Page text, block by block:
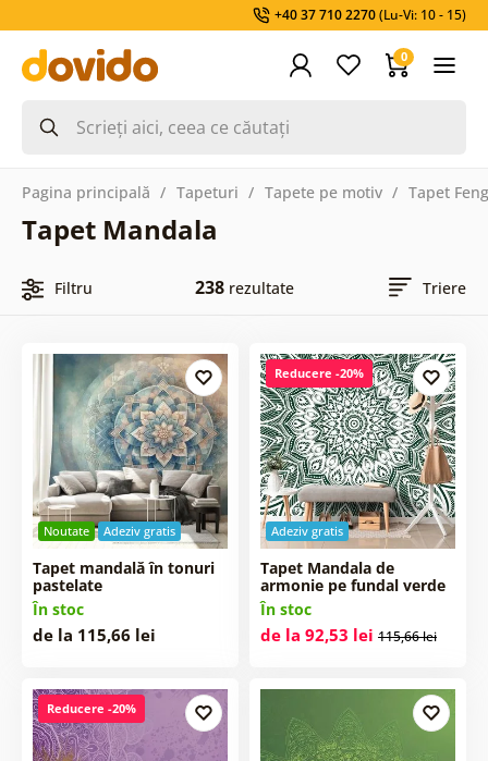
+40 37 710 2270(Lu-Vi: 10 - 15)
0
Pagina principală Tapeturi Tapete pe motiv Tapet
Tapet Mandala
Filtru 238rezultate Triere
Noutate Adeziv gratis
Tapet mandală în tonuri
pastelate
În stoc
de la 115,66 lei
Adeziv gratis
Reducere -20%
Tapet Mandala de
armonie pe fundal verde
În stoc
de la 92,53 lei 115,66 lei
Reducere -20%